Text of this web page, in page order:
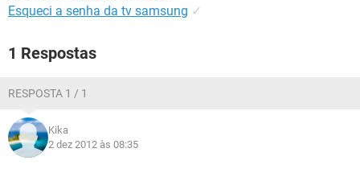
Esqueci a senha da tv samsung ✓
1 Respostas
RESPOSTA 1 / 1
Kika
2 dez 2012 às 08:35